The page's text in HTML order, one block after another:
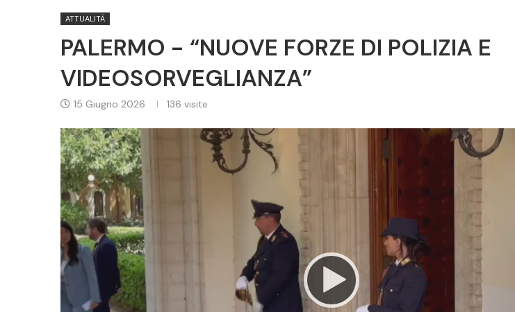
ATTUALITÀ
PALERMO - “NUOVE FORZE DI POLIZIA E
VIDEOSORVEGLIANZA”
15 Giugno 2026 136 visite